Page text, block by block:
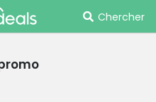
Chercher